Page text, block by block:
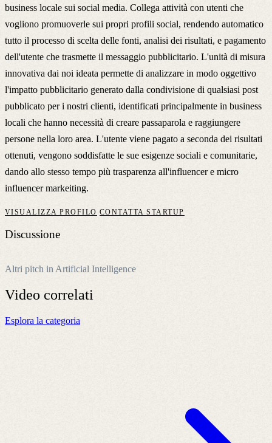
business locale sui social media. Collega attività con utenti che
vogliono promuoverle sui propri profili social, rendendo automatico
tutto il processo di scelta delle fonti, analisi dei risultati, e pagamento
dell'utente che trasmette il messaggio pubblicitario. L'unità di misura
innovativa dai noi ideata permette di analizzare in modo oggettivo
l'impatto pubblicitario generato dalla condivisione di qualsiasi post
pubblicato per i nostri clienti, identificati principalmente in business
locali che hanno necessità di creare passaparola e raggiungere
persone nella loro area. L'utente viene pagato a seconda dei risultati
ottenuti, vengono soddisfatte le sue esigenze sociali e comunitarie,
dando allo stesso tempo più trasparenza all'influencer e micro
influencer markeiting.
VISUALIZZA PROFILO CONTATTA STARTUP
Discussione
Altri pitch in Artificial Intelligence
Video correlati
Esplora la categoria